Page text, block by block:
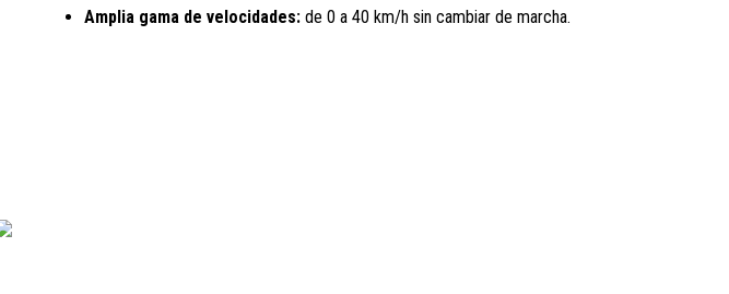
Amplia gama de velocidades:de 0 a 40 km/h sin cambiar de marcha.